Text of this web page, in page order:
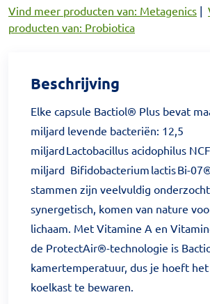
Vind meer producten van: Metagenics |
producten van: Probiotica
Beschrijving
Elke capsule Bactiol® Plus bevat
miljard levende bacteriën: 12,5
miljard Lactobacillus acidophilus
miljard Bifidobacterium lactis Bi-
stammen zijn veelvuldig
synergetisch, komen van nature
lichaam. Met Vitamine A en
de ProtectAir®-technologie is
kamertemperatuur, dus je hoeft
koelkast te bewaren.